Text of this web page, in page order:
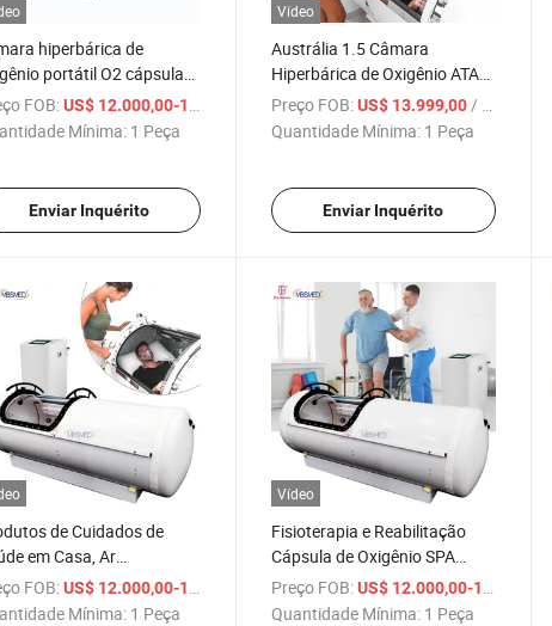
hiperbárica de
portátil O2 cápsula
2.0ATA
de recuperação
FOB:US$ 12.000,00-12.800,00
/ Peça
Mínima: 1 Peça
Enviar Inquérito
Vídeo
Austrália 1.5 Câmara
Hiperbárica de Oxigênio ATA
Médica Hbot Câmara
Hiperbárica Portátil 1.5
Preço FOB: US$ 13.999,00/ Peça
Quantidade Mínima: 1 Peça
Enviar Inquérito
de Cuidados de
em Casa, Ar
Câmara de
de Alta
FOB:US$ 12.000,00-12.800,00
/ Peça
Mínima: 1 Peça
Vídeo
Fisioterapia e Reabilitação
Cápsula de Oxigênio SPA
Preços da Máquina de
Tratamento com Oxigênio
Preço FOB: US$ 12.000,00-12.800,00
Quantidade Mínima: 1 Peça